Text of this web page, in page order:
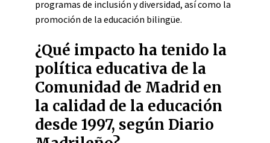
programas de inclusión y diversidad, así como la
promoción de la educación bilingüe.
¿Qué impacto ha tenido la
política educativa de la
Comunidad de Madrid en
la calidad de la educación
desde 1997, según Diario